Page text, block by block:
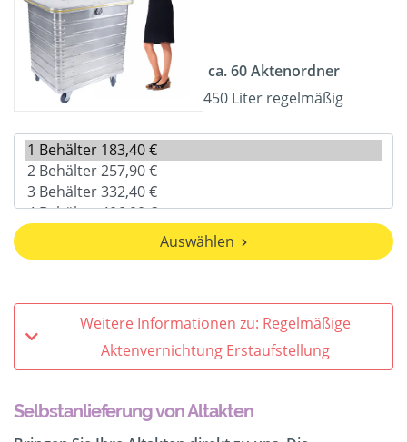
ca. 60 Aktenordner
450 Liter regelmäßig
Auswählen
Weitere Informationen zu: Regelmäßige
Aktenvernichtung Erstaufstellung
Selbstanlieferung von Altakten